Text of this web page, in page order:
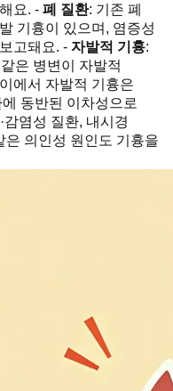
요. - 폐 질환: 기존 폐
기흉이 있으며, 염증성
고돼요. - 자발적 기흉:
은 병변이 자발적
에서 자발적 기흉은
동반된 이차성으로
감염성 질환, 내시경
은 의인성 원인도 기흉을